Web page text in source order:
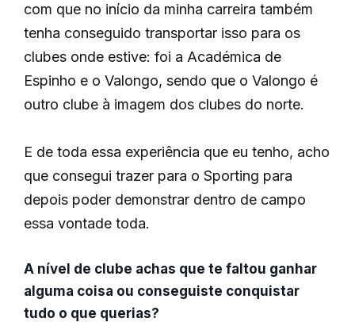
com que no início da minha carreira também
tenha conseguido transportar isso para os
clubes onde estive: foi a Académica de
Espinho e o Valongo, sendo que o Valongo é
outro clube à imagem dos clubes do norte.
E de toda essa experiência que eu tenho, acho
que consegui trazer para o Sporting para
depois poder demonstrar dentro de campo
essa vontade toda.
A nível de clube achas que te faltou ganhar
alguma coisa ou conseguiste conquistar
tudo o que querias?